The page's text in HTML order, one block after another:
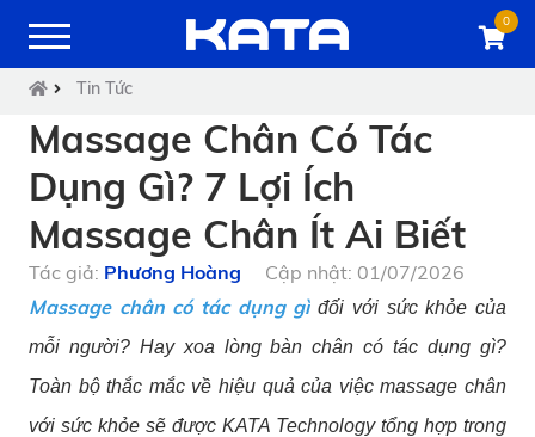
0
Tin Tức
Massage Chân Có Tác
Dụng Gì? 7 Lợi Ích
Massage Chân Ít Ai Biết
Tác giả: Phương Hoàng
Cập nhật: 01/07/2026
Massage chân có tác dụng gì đối với sức khỏe của
mỗi người? Hay xoa lòng bàn chân có tác dụng gì?
Toàn bộ thắc mắc về hiệu quả của việc massage chân
với sức khỏe sẽ được KATA Technology tổng hợp trong